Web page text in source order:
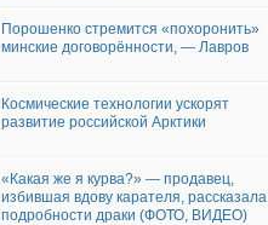
Порошенко стремится «похоронить»
минские договорённости, — Лавров
Космические технологии ускорят
развитие российской Арктики
«Какая же я курва?» — продавец,
избившая вдову карателя, рассказала
подробности драки (ФОТО, ВИДЕО)